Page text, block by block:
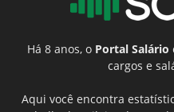
Há 8 anos, o Portal Salário
cargos e
Aqui você encontra